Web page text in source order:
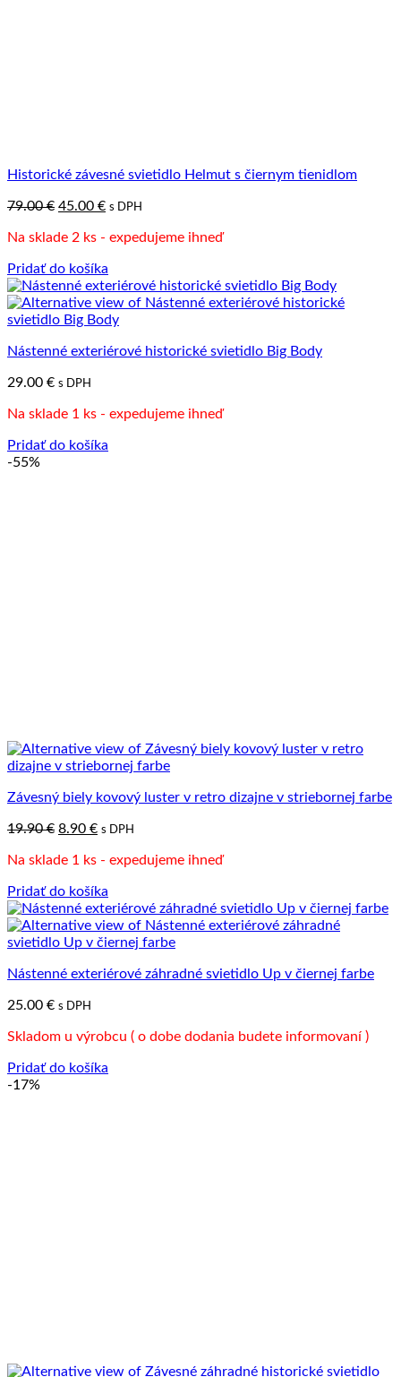
Historické závesné svietidlo Helmut s čiernym tienidlom
79.00€ Pôvodná
bola:
45.00 €Aktuálna
je:
s DPH
Na sklade 2 ks - expedujeme ihneď
Pridať do košíka
Nástenné exteriérové historické svietidlo Big Body
29.00 € s DPH
Na sklade 1 ks - expedujeme ihneď
Pridať do košíka
-55%
Závesný biely kovový luster v retro dizajne v striebornej farbe
19.90€ Pôvodná
bola:
8.90 €Aktuálna
je:
s DPH
Na sklade 1 ks - expedujeme ihneď
Pridať do košíka
Nástenné exteriérové záhradné svietidlo Up v čiernej farbe
25.00 € s DPH
Skladom u výrobcu ( o dobe dodania budete informovaní )
Pridať do košíka
-17%